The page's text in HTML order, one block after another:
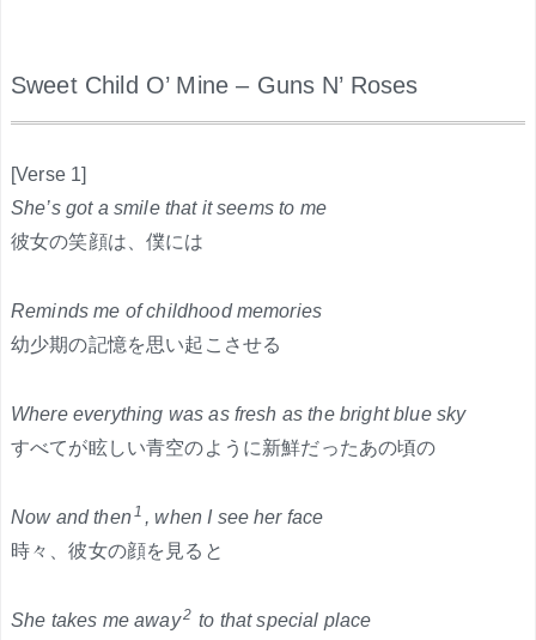
Sweet Child O’ Mine – Guns N’ Roses
[Verse 1]
She’s got a smile that it seems to me
彼女の笑顔は、僕には
Reminds me of childhood memories
幼少期の記憶を思い起こさせる
Where everything was as fresh as the bright blue sky
すべてが眩しい青空のように新鮮だったあの頃の
Now and then1 , when I see her face
時々、彼女の顔を見ると
She takes me away2 to that special place